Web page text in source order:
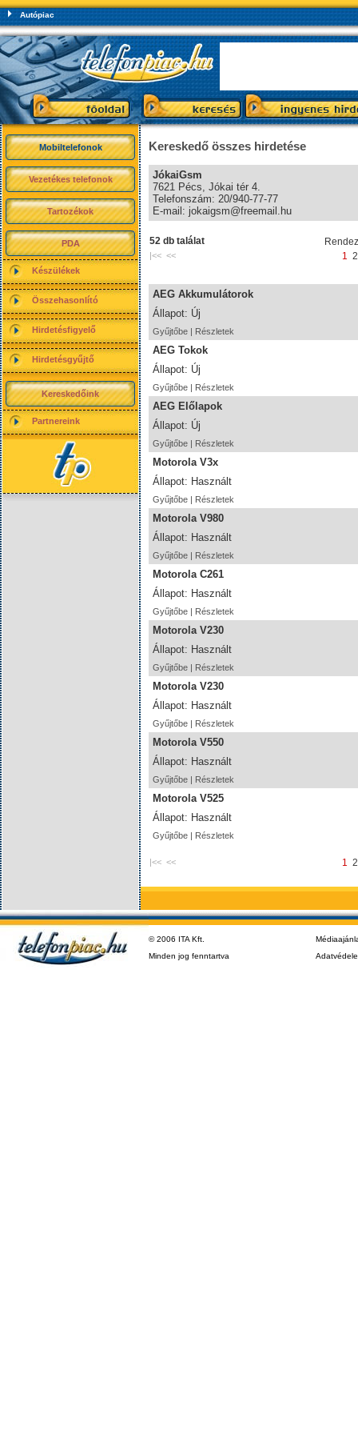
Autópiac
Mobiltelefonok
Vezetékes telefonok
Tartozékok
PDA
Készülékek
Összehasonlító
Hirdetésfigyelő
Hirdetésgyűjtő
Kereskedőink
Partnereink
Kereskedő összes hirdetése
JókaiGsm
7621 Pécs, Jókai tér 4.
Telefonszám: 20/940-77-77
E-mail: jokaigsm@freemail.hu
52 db találat
|<< << 1 2
AEG Akkumulátorok
Állapot: Új
Gyűjtőbe | Részletek
AEG Tokok
Állapot: Új
Gyűjtőbe | Részletek
AEG Előlapok
Állapot: Új
Gyűjtőbe | Részletek
Motorola V3x
Állapot: Használt
Gyűjtőbe | Részletek
Motorola V980
Állapot: Használt
Gyűjtőbe | Részletek
Motorola C261
Állapot: Használt
Gyűjtőbe | Részletek
Motorola V230
Állapot: Használt
Gyűjtőbe | Részletek
Motorola V230
Állapot: Használt
Gyűjtőbe | Részletek
Motorola V550
Állapot: Használt
Gyűjtőbe | Részletek
Motorola V525
Állapot: Használt
Gyűjtőbe | Részletek
|<< << 1 2
© 2006 ITA Kft.
Minden jog fenntartva